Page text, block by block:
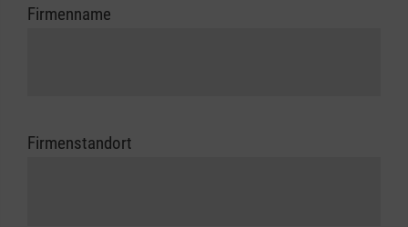
Firmenname
Firmenstandort